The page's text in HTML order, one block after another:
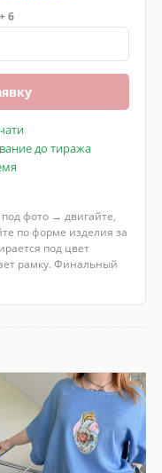
6
до тиража
фото → двигайте,
по форме изделия за
под цвет
рамку. Финальный